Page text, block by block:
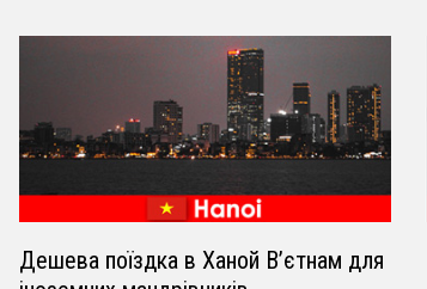
Дешева поїздка в Ханой В’єтнам для